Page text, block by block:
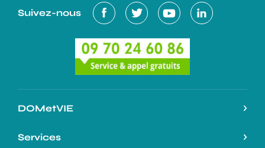
DOMetVIE
Notre histoire
Services
Suivez-nous